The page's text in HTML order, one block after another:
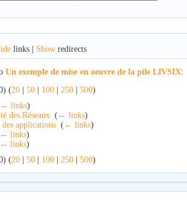
links | Showredirects
Un exemple de mise en oeuvre de la pile LIVSIX:
(20 | 50 | 100 | 250 | 500)
← links)
des Réseaux ( ← links)
applications ( ← links)
← links)
← links)
(20 | 50 | 100 | 250 | 500)